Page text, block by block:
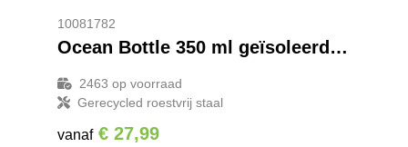
10081782
Ocean Bottle 350 ml geïsoleerde reismok
2463 op voorraad
Gerecycled roestvrij staal
vanaf € 27,99